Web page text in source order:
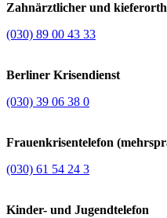
Zahnärztlicher und
(030) 89 00 43 33
Berliner Krisendienst
(030) 39 06 38 0
Frauenkrisentelefon
(030) 61 54 24 3
Kinder- und Jugendtelefon